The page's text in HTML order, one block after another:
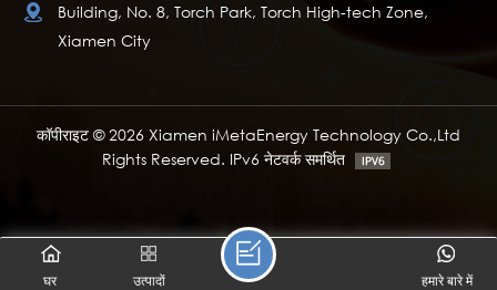
Building, No. 8, Torch Park, Torch High-tech Zone,
Xiamen City
कॉपीराइट © 2026 Xiamen iMetaEnergy Technology Co.,Ltd
Rights Reserved. IPv6 नेटवर्क समर्थित
घर उत्पादों हमारे बारे में